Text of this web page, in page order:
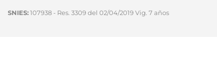
SNIES:107938 - Res. 3309 del 02/04/2019 Vig. 7 años